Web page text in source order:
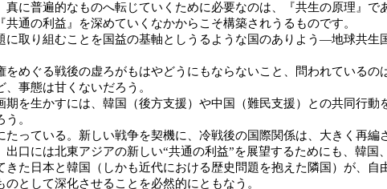
に普遍的なものへ転じていくために必要なのは、『共生の原理』
通の利益』を深めていくなかからこそ構築されうるものです。
取り組むことを国益の基軸としうるような国のありよう―地球共生
めぐる戦後の虚ろがもはやどうにもならないこと、問われている
事態は甘くないだろう。
を生かすには、韓国（後方支援）や中国（難民支援）との共同行
。
っている。新しい戦争を契機に、冷戦後の国際関係は、大きく再編
口には北東アジアの新しい“共通の利益”を展望するためにも、韓国
た日本と韓国（しかも近代における歴史問題を抱えた隣国）が、自
として深化させることを必然的にともなう。